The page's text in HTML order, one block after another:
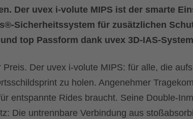
Der uvex i-volute MIPS ist der smarte
Sicherheitssystem für zusätzlichen
top Passform dank uvex 3D-IAS-
Der uvex i-volute MIPS: für alle, die
zu holen. Angenehmer
entspannte Rides braucht. Seine Double-
Die untrennbare Verbindung aus